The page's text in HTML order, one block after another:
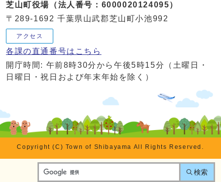
芝山町役場（法人番号：6000020124095）
〒289-1692 千葉県山武郡芝山町小池992
アクセス
各課の直通番号はこちら
開庁時間: 午前8時30分から午後5時15分（土曜日・
日曜日・祝日および年末年始を除く）
Copyright (C) Town of Shibayama All Rights Reserved.
検索